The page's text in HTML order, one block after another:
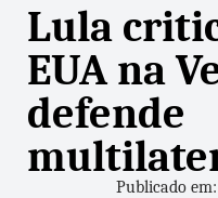
Lula
EUA na
defende
Publicado